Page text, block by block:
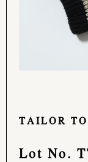
TAILOR
Lot No.